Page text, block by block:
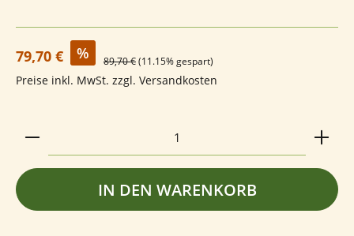
Verkaufspreis:
79,70 € % 89,70 €(11.15% gespart)
Preise inkl. MwSt. zzgl. Versandkosten
Produkt Anzahl: Gib den gewünschten Wert ein
IN DEN WARENKORB